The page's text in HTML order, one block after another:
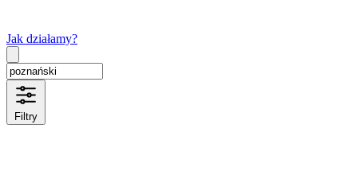
Jak działamy?
Filtry